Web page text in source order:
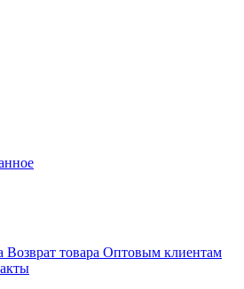
Возврат товара Оптовым клиентам